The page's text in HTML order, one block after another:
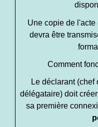
Une copie de
devra être
Comment
Le déclarant (chef
délégataire) doit
sa première